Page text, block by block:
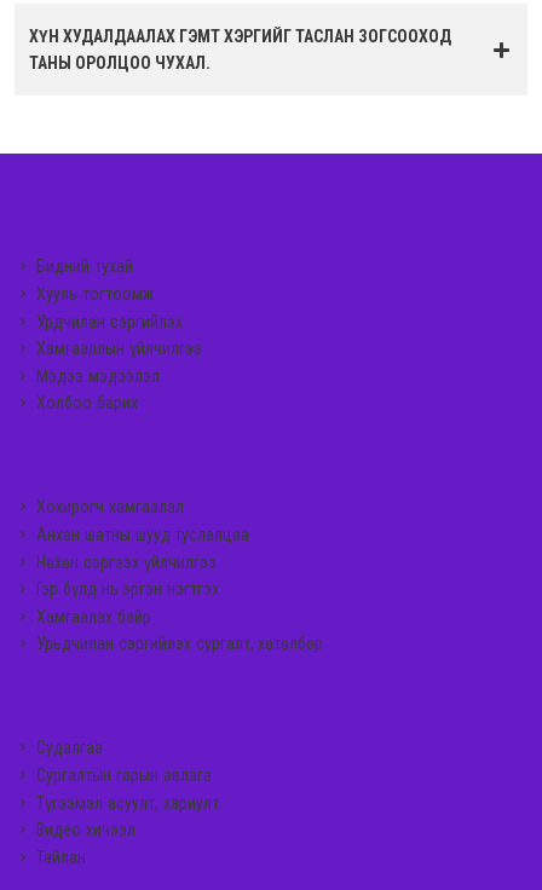
ХҮН ХУДАЛДААЛАХ ГЭМТ ХЭРГИЙГ ТАСЛАН ЗОГСООХОД
ТАНЫ ОРОЛЦОО ЧУХАЛ.
Бидний тухай
Хууль тогтоомж
Урдчилан сэргийлэх
Хамгааллын үйлчилгээ
Мэдээ мэдээлэл
Холбоо барих
Хохирогч хамгаалал
Анхан шатны шууд туслалцаа
Нөхөн сэргээх үйлчилгээ
Гэр бүлд нь эргэн нэгтгэх
Хамгаалах байр
Урьдчилан сэргийлэх сургалт, хөтөлбөр
Судалгаа
Сургалтын гарын авлага
Түгээмэл асуулт, хариулт
Видео хичээл
Тайлан